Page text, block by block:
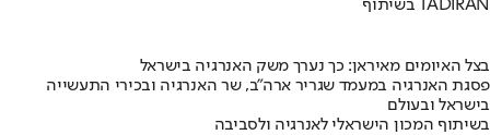
בשיתוף TADIRAN
בצל האיומים מאיראן: כך נערך משק האנרגיה בישראל
פסגת האנרגיה במעמד שגריר ארה"ב, שר האנרגיה ובכירי התעשייה
בישראל ובעולם
בשיתוף המכון הישראלי לאנרגיה ולסביבה